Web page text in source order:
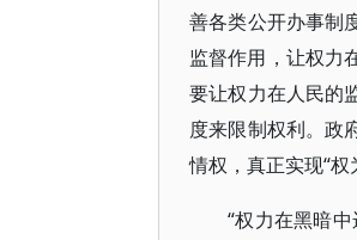
善各类公开办事制
监督作用，让权力
要让权力在人民的
度来限制权利。政
情权，真正实现“权
“权力在黑暗